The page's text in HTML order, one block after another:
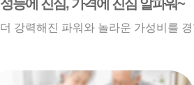
성능에 진심, 가격에 진심 알파워~
더 강력해진 파워와 놀라운 가성비를